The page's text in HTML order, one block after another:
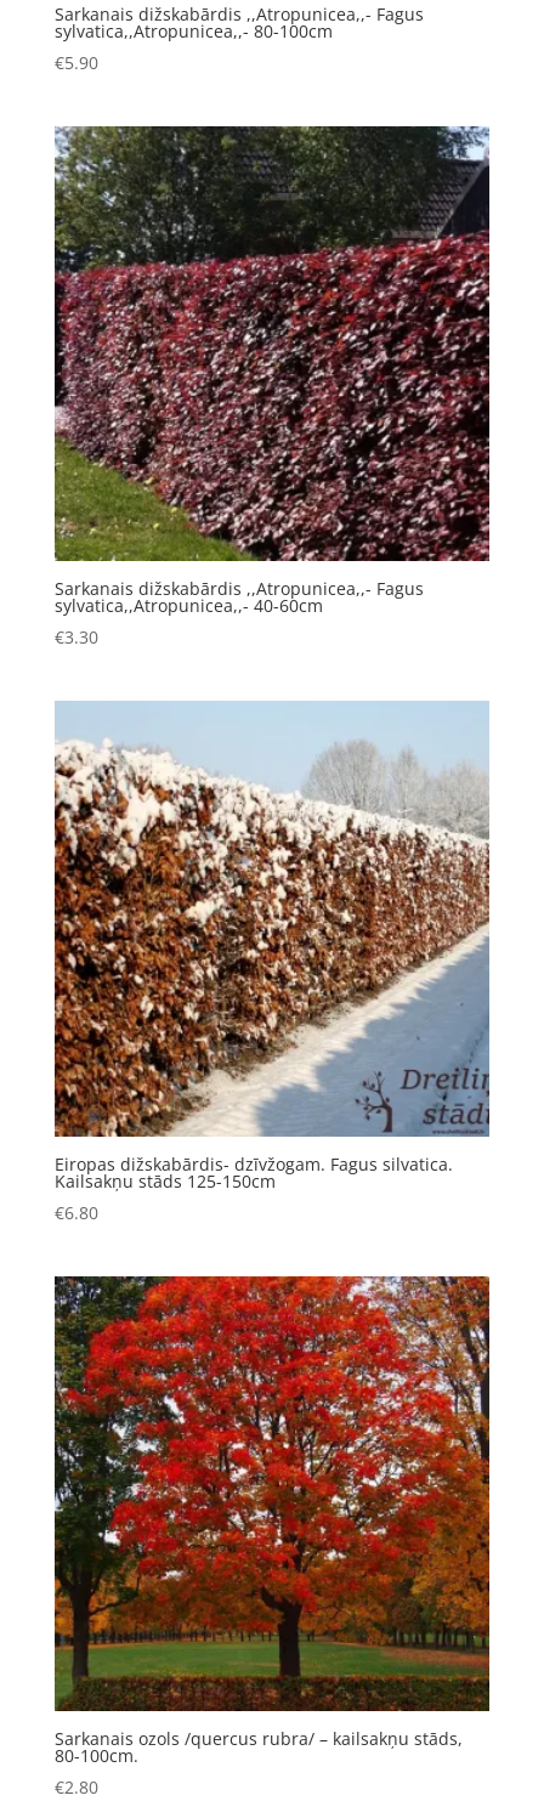
Sarkanais dižskabārdis ,,Atropunicea,,- Fagus
sylvatica,,Atropunicea,,- 80-100cm
€5.90
Sarkanais dižskabārdis ,,Atropunicea,,- Fagus
sylvatica,,Atropunicea,,- 40-60cm
€3.30
Eiropas dižskabārdis- dzīvžogam. Fagus silvatica.
Kailsakņu stāds 125-150cm
€6.80
Sarkanais ozols /quercus rubra/ – kailsakņu stāds,
80-100cm.
€2.80